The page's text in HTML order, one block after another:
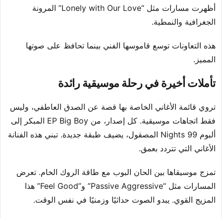
أظهرت مسارات مثل “Lonely with Our Love” المرونة
الجغرافية والنمطية.
هذه التعاونات توسع قاموسها الفني بينما تحافظ على صوتها
المميز.
تأملات أخيرة في رحلة موسيقية رائدة
تروي قائمة الأغاني الخاصة بها قصة عن الصدق العاطفي، وليس
فقط اتجاهات موسيقية. كل إصدار، من EP Big Boy المبكر إلى
ألبوم 99 Nights المصقول، يضيف طبقة جديدة. تبني هذه الفنانة
الأغاني التي تتردد بعمق.
تمزج موسيقاها بين الحان البوب مع طاقة الروك الخام. تعرض
المسارات مثل “Passive Aggressive” و”Feel Good” هذا
المزيج القوي. يبدو الصوت حداثيًا وزمنيًا في نفس الوقت.